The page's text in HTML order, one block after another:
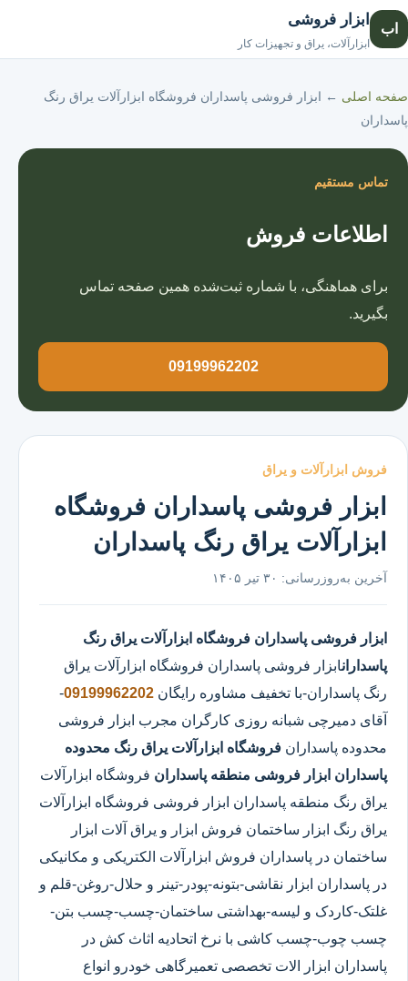
اب
ابزار فروشی
ابزارآلات، یراق و تجهیزات کار
صفحه اصلی ← ابزار فروشی پاسداران فروشگاه ابزارآلات یراق رنگ
پاسداران
فروش ابزارآلات و یراق
ابزار فروشی پاسداران فروشگاه
ابزارآلات یراق رنگ پاسداران
آخرین به‌روزرسانی: ۳۰ تیر ۱۴۰۵
ابزار فروشی پاسداران فروشگاه ابزارآلات یراق رنگ
پاسدارانابزار فروشی پاسداران فروشگاه ابزارآلات یراق
رنگ پاسداران-با تخفیف مشاوره رایگان 09199962202
-
آقای دمیرچی شبانه روزی کارگران مجرب ابزار فروشی
محدوده پاسداران فروشگاه ابزارآلات یراق رنگ محدوده
پاسداران ابزار فروشی منطقه پاسداران فروشگاه ابزارآلات
یراق رنگ منطقه پاسداران ابزار فروشی فروشگاه ابزارآلات
یراق رنگ ابزار ساختمان فروش ابزار و یراق آلات ابزار
ساختمان در پاسداران فروش ابزارآلات الکتریکی و مکانیکی
در پاسداران ابزار نقاشی-بتونه-پودر-تینر و حلال-روغن-قلم و
غلتک-کاردک و لیسه-بهداشتی ساختمان-چسب-چسب بتن-
چسب چوب-چسب کاشی با نرخ اتحادیه اثاث کش در
پاسداران ابزار الات تخصصی تعمیرگاهی خودرو انواع
تماس مستقیم
اطلاعات فروش
برای هماهنگی، با شماره ثبت‌شده همین صفحه تماس
بگیرید.
09199962202